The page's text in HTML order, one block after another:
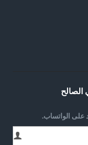
الصالح
على الواتساب.